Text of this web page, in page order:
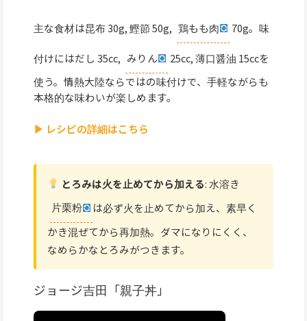
主な食材は昆布 30g, 鰹節 50g, 鶏もも肉 70g。味
付けにはだし 35cc, みりん
25cc, 薄口醤油 15ccを
使う。情熱大陸ならではの味付けで、手軽ながらも
本格的な味わいが楽しめます。
▶ レシピの詳細はこちら
とろみは火を止めてから加える: 水溶き
片栗粉
は必ず火を止めてから加え、素早く
かき混ぜてから再加熱。ダマになりにくく、
なめらかなとろみがつきます。
ジョージ吉田「親子丼」